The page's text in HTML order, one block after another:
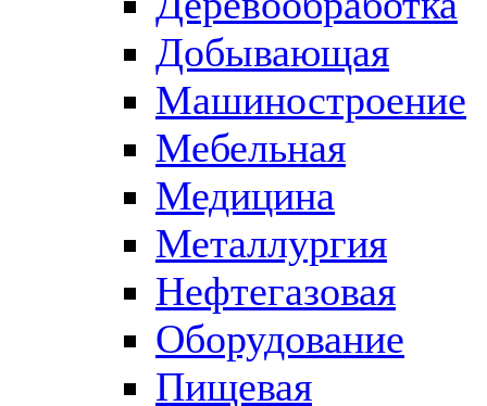
Добывающая
Машиностроение
Мебельная
Медицина
Металлургия
Нефтегазовая
Оборудование
Пищевая